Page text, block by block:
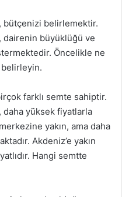
bütçenizi belirlemektir.
dairenin büyüklüğü ve
Öncelikle ne
farklı semte sahiptir.
daha yüksek fiyatlarla
yakın, ama daha
Akdeniz’e yakın
Hangi semtte